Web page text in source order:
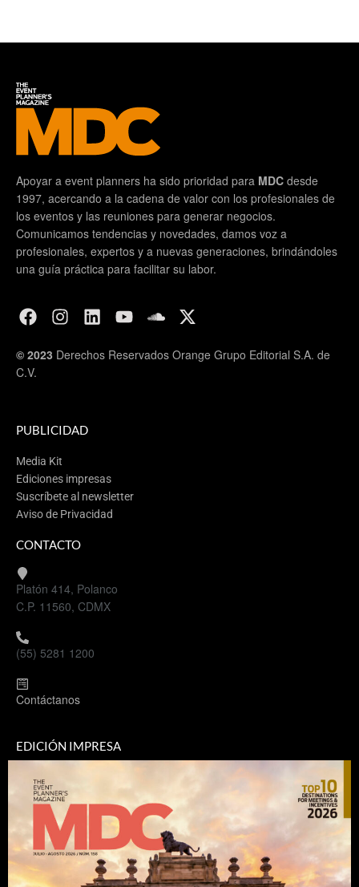
Apoyar a event planners ha sido prioridad para MDC desde
1997, acercando a la cadena de valor con los profesionales de
los eventos y las reuniones para generar negocios.
Comunicamos tendencias y novedades, damos voz a
profesionales, expertos y a nuevas generaciones, brindándoles
una guía práctica para facilitar su labor.
© 2023 Derechos Reservados Orange Grupo Editorial S.A. de
C.V.
PUBLICIDAD
Media Kit
Ediciones impresas
Suscríbete al newsletter
Aviso de Privacidad
CONTACTO
Platón 414, Polanco
C.P. 11560, CDMX
(55) 5281 1200
Contáctanos
EDICIÓN IMPRESA